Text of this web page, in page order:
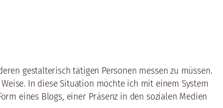
gestalterisch tätigen Personen messen zu müssen.
In diese Situation möchte ich mit einem System
eines Blogs, einer Präsenz in den sozialen Medien